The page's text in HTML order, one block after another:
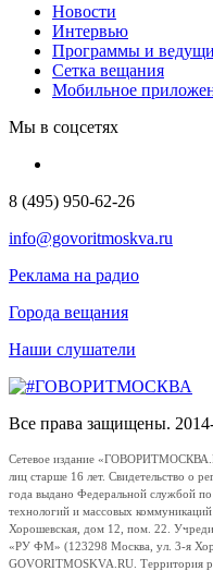
Новости
Интервью
Программы и
Сетка вещания
Мобильное
Мы в соцсетях
8 (495) 950-62-26
info@govoritmoskva.ru
Реклама на радио
Города вещания
Наши слушатели
Все права защищены.
Сетевое издание
лиц старше 16 лет. Свидетельство о
года выдано Федеральной службой
технологий и массовых
Хорошевская, дом 12, пом. 22.
«РУ ФМ» (123298 Москва, ул. 3-я
GOVORITMOSKVA.RU. Территория